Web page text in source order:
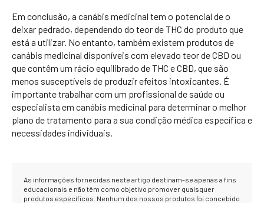
Em conclusão, a canábis medicinal tem o potencial de o
deixar pedrado, dependendo do teor de THC do produto que
está a utilizar. No entanto, também existem produtos de
canábis medicinal disponíveis com elevado teor de CBD ou
que contêm um rácio equilibrado de THC e CBD, que são
menos susceptíveis de produzir efeitos intoxicantes. É
importante trabalhar com um profissional de saúde ou
especialista em canábis medicinal para determinar o melhor
plano de tratamento para a sua condição médica específica e
necessidades individuais.
As informações fornecidas neste artigo destinam-se apenas a fins
educacionais e não têm como objetivo promover quaisquer
produtos específicos. Nenhum dos nossos produtos foi concebido